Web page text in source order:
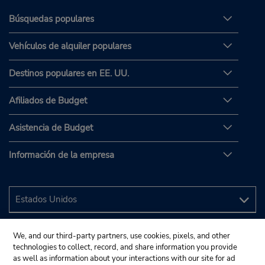
Búsquedas populares
Vehículos de alquiler populares
Destinos populares en EE. UU.
Afiliados de Budget
Asistencia de Budget
Información de la empresa
We, and our third-party partners, use cookies, pixels, and other
technologies to collect, record, and share information you provide
as well as information about your interactions with our site for ad